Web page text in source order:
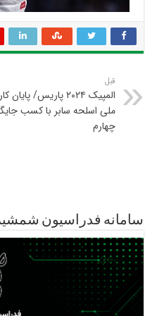
قبل
المپیک ۲۰۲۴ پاریس/ پایان
ملی اسلحه سابر با کسب
چهارم
سامانه فدراسیون